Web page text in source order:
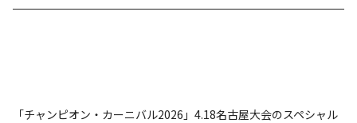
「チャンピオン・カーニバル2026」4.18名古屋大会のスペシャル